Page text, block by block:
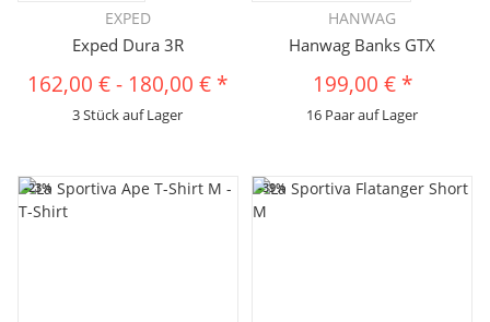
EXPED
Exped Dura 3R
162,00 €- 180,00 € *
3 Stück auf Lager
HANWAG
Hanwag Banks GTX
199,00 € *
16 Paar auf Lager
-23% -39%